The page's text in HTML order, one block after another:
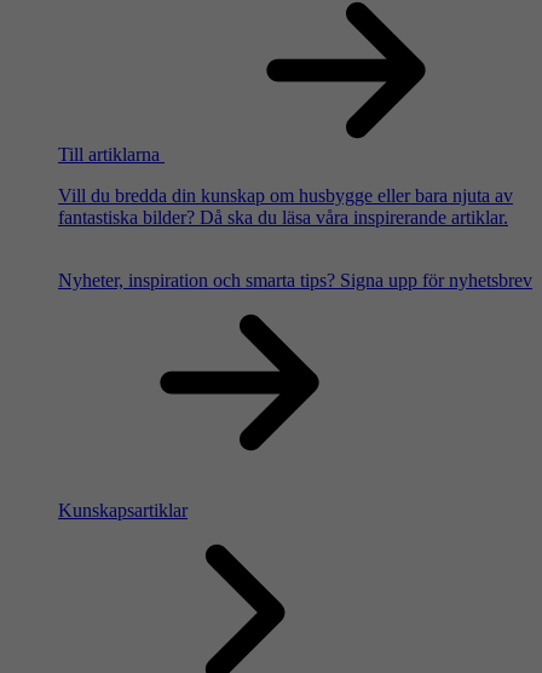
Till artiklarna
Vill du bredda din kunskap om husbygge eller bara njuta av
fantastiska bilder? Då ska du läsa våra inspirerande artiklar.
Nyheter, inspiration och smarta tips? Signa upp för nyhetsbrev
Kunskapsartiklar